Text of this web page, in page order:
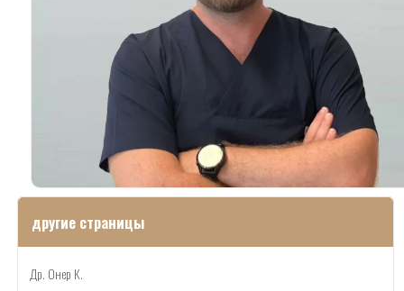
другие страницы
Др. Онер К.